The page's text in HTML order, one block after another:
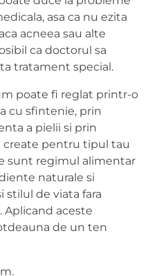
asa ca nu ezita
acneea sau alte
ca doctorul sa
tratament special.
poate fi reglat printr-o
cu sfintenie, prin
a pielii si prin
create pentru tipul tau
sunt regimul alimentar
naturale si
stilul de viata fara
Aplicand aceste
de un ten